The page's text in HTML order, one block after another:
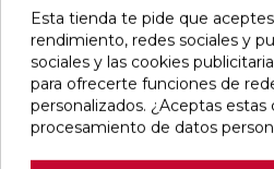
lo hacen una opción versátil y
proyecto.
Pensamos que te
Esta tienda te pide que
rendimiento, redes sociales y
sociales y las cookies
para ofrecerte funciones de
personalizados. ¿Aceptas estas
procesamiento de datos